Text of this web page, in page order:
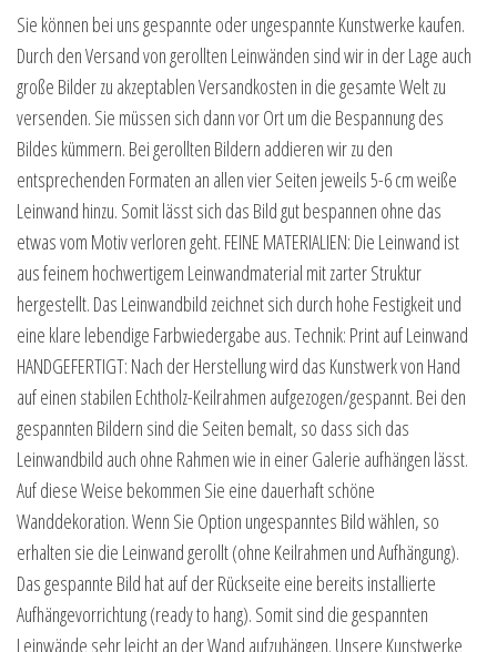
Sie können bei uns gespannte oder ungespannte Kunstwerke kaufen.
Durch den Versand von gerollten Leinwänden sind wir in der Lage auch
große Bilder zu akzeptablen Versandkosten in die gesamte Welt zu
versenden. Sie müssen sich dann vor Ort um die Bespannung des
Bildes kümmern. Bei gerollten Bildern addieren wir zu den
entsprechenden Formaten an allen vier Seiten jeweils 5-6 cm weiße
Leinwand hinzu. Somit lässt sich das Bild gut bespannen ohne das
etwas vom Motiv verloren geht. FEINE MATERIALIEN: Die Leinwand ist
aus feinem hochwertigem Leinwandmaterial mit zarter Struktur
hergestellt. Das Leinwandbild zeichnet sich durch hohe Festigkeit und
eine klare lebendige Farbwiedergabe aus. Technik: Print auf Leinwand
HANDGEFERTIGT: Nach der Herstellung wird das Kunstwerk von Hand
auf einen stabilen Echtholz-Keilrahmen aufgezogen/gespannt. Bei den
gespannten Bildern sind die Seiten bemalt, so dass sich das
Leinwandbild auch ohne Rahmen wie in einer Galerie aufhängen lässt.
Auf diese Weise bekommen Sie eine dauerhaft schöne
Wanddekoration. Wenn Sie Option ungespanntes Bild wählen, so
erhalten sie die Leinwand gerollt (ohne Keilrahmen und Aufhängung).
Das gespannte Bild hat auf der Rückseite eine bereits installierte
Aufhängevorrichtung (ready to hang). Somit sind die gespannten
Leinwände sehr leicht an der Wand aufzuhängen. Unsere Kunstwerke